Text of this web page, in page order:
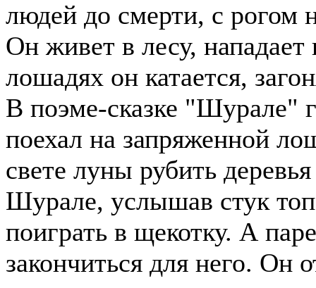
людей до смерти, с рогом
Он живет в лесу,
лошадях он катается,
В поэме-сказке "Шурале"
поехал на запряженной
свете луны рубить
Шурале, услышав стук
поиграть в щекотку. А
закончиться для него.